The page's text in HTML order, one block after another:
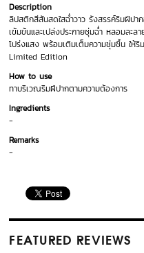
Description
ลิปสติกสีสันสดใสฉ่ำวาว รังสรรค์ริมฝีปา
เข้มข้นและเปล่งประกายชุ่มฉ่ำ หลอมละ
โปร่งแสง พร้อมเติมเต็มความชุ่มชื้น ให้
Limited Edition
How to use
ทาบริเวณริมฝีปากตามความต้องการ
Ingredients
-
Remarks
-
FEATURED REVIEWS